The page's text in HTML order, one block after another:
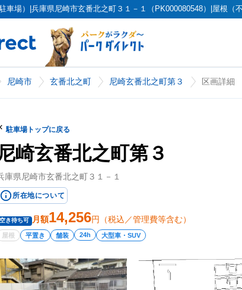
車場）|兵庫県尼崎市玄番北之町３１－１（PK000080548）|屋根（
尼崎市 玄番北之町 尼崎玄番北之町第３ 区画詳細
駐車場トップに戻る
崎玄番北之町第３
庫県尼崎市玄番北之町３１－１
所在地について
空き待ち可 月額14,256円（税込／管理費等含む）
屋根 平置き 舗装 24h 大型車・SUV